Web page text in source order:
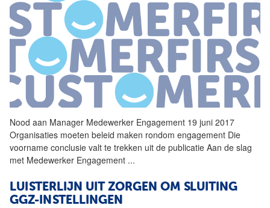
Nood aan Manager Medewerker Engagement 19 juni 2017
Organisaties moeten beleid maken rondom engagement Die
voorname conclusie valt te trekken uit de publicatie Aan de slag
met Medewerker Engagement ...
LUISTERLIJN UIT ZORGEN OM SLUITING
GGZ-INSTELLINGEN